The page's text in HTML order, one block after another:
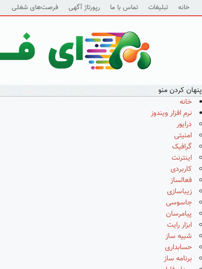
خانه تبلیغات تماس با ما رپورتاژ آگهی فرصت‌های شغلی
پنهان کردن منو
خانه
نرم افزار ویندوز
درایور
امنیتی
گرافیک
اینترنت
کاربردی
فعالساز
زیباسازی
جاسوسی
پیامرسان
ابزار رایت
شبیه ساز
حسابداری
برنامه ساز